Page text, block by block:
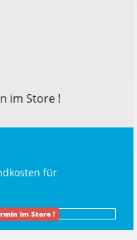
im Store !
für
im Store !